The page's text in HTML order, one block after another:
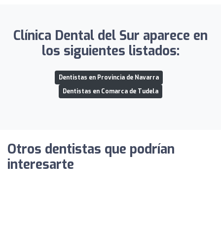
Clínica Dental del Sur aparece en
los siguientes listados:
Dentistas en Provincia de Navarra
Dentistas en Comarca de Tudela
Otros dentistas que podrían
interesarte